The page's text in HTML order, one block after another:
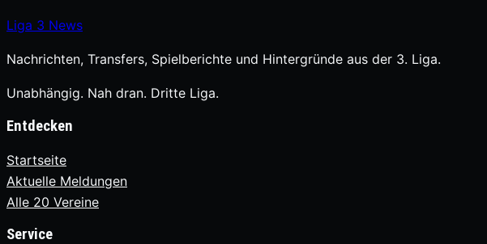
Liga 3 News
Nachrichten, Transfers, Spielberichte und Hintergründe aus der 3. Liga.
Unabhängig. Nah dran. Dritte Liga.
Entdecken
Startseite
Aktuelle Meldungen
Alle 20 Vereine
Service